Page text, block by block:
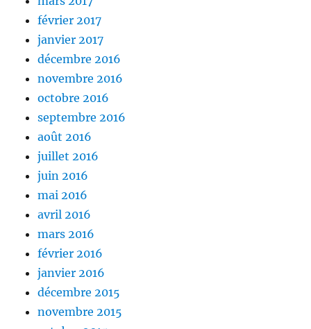
février 2017
janvier 2017
décembre 2016
novembre 2016
octobre 2016
septembre 2016
août 2016
juillet 2016
juin 2016
mai 2016
avril 2016
mars 2016
février 2016
janvier 2016
décembre 2015
novembre 2015